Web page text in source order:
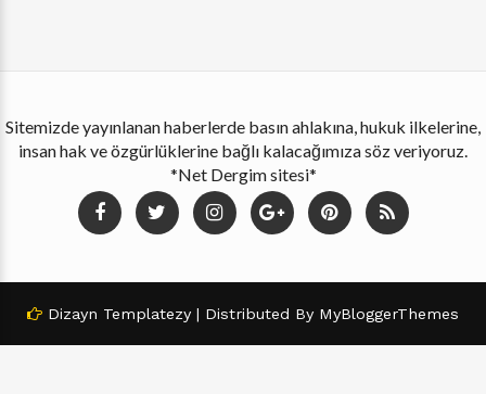
Sitemizde yayınlanan haberlerde basın ahlakına, hukuk ilkelerine,
insan hak ve özgürlüklerine bağlı kalacağımıza söz veriyoruz.
*Net Dergim sitesi*
Dizayn Templatezy | Distributed By MyBloggerThemes